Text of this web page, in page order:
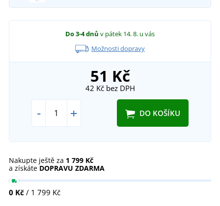
Do 3-4 dnů v pátek 14. 8. u vás
Možnosti dopravy
51 Kč
42 Kčbez DPH
- + DO KOŠÍKU
Nakupte ještě za 1 799 Kč
a získáte DOPRAVU ZDARMA
0 Kč / 1 799 Kč